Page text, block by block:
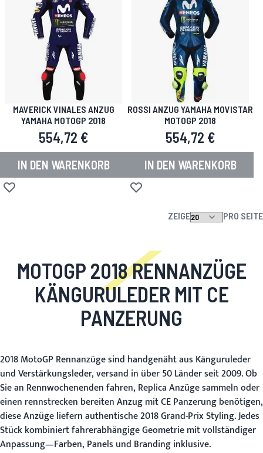
MAVERICK VINALES ANZUG
YAMAHA MOTOGP 2018
554,72 €
IN DEN WARENKORB
Zur Wunschliste hinzufügen
ROSSI ANZUG YAMAHA MOVISTAR
MOTOGP 2018
554,72 €
IN DEN WARENKORB
Zur Wunschliste hinzufügen
ZEIGE PRO SEITE
MOTOGP 2018 RENNANZÜGE
KÄNGURULEDER MIT CE
PANZERUNG
2018 MotoGP Rennanzüge sind handgenäht aus Känguruleder
und Verstärkungsleder, versand in über 50 Länder seit 2009. Ob
Sie an Rennwochenenden fahren, Replica Anzüge sammeln oder
einen rennstrecken bereiten Anzug mit CE Panzerung benötigen,
diese Anzüge liefern authentische 2018 Grand-Prix Styling. Jedes
Stück kombiniert fahrerabhängige Geometrie mit vollständiger
Anpassung—Farben, Panels und Branding inklusive.